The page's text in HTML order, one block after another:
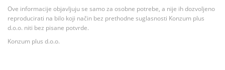
Ove informacije objavljuju se samo za osobne potrebe, a nije ih dozvoljeno
reproducirati na bilo koji način bez prethodne suglasnosti Konzum plus
d.o.o. niti bez pisane potvrde.
Konzum plus d.o.o.